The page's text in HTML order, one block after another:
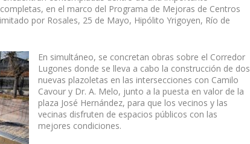
en el marco del Programa de Mejoras de Centros
por Rosales, 25 de Mayo, Hipólito Yrigoyen, Río de
En simultáneo, se concretan obras sobre el Corredor
Lugones donde se lleva a cabo la construcción de dos
nuevas plazoletas en las intersecciones con Camilo
Cavour y Dr. A. Melo, junto a la puesta en valor de la
plaza José Hernández, para que los vecinos y las
vecinas disfruten de espacios públicos con las
mejores condiciones.